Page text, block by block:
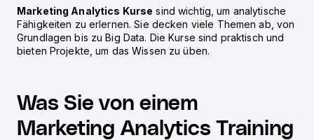
Marketing Analytics Kurse sind wichtig, um analytische
Fähigkeiten zu erlernen. Sie decken viele Themen ab, von
Grundlagen bis zu Big Data. Die Kurse sind praktisch und
bieten Projekte, um das Wissen zu üben.
Was Sie von einem
Marketing Analytics Training